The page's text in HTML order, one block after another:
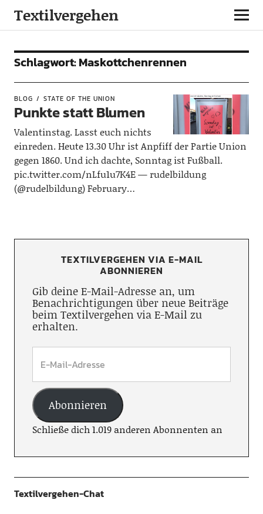
Textilvergehen
Schlagwort:Maskottchenrennen
BLOG STATE OF THE UNION
Punkte statt Blumen
Valentinstag. Lasst euch nichts
einreden. Heute 13.30 Uhr ist Anpfiff der Partie Union
gegen 1860. Und ich dachte, Sonntag ist Fußball.
pic.twitter.com/nLfu1u7K4E — rudelbildung
(@rudelbildung) February…
TEXTILVERGEHEN VIA E-MAIL
ABONNIEREN
Gib deine E-Mail-Adresse an, um
Benachrichtigungen über neue Beiträge
beim Textilvergehen via E-Mail zu
erhalten.
Abonnieren
Schließe dich 1.019 anderen Abonnenten an
Textilvergehen-Chat